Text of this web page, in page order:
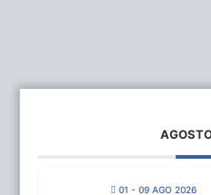
01 - 09 AGO 2026